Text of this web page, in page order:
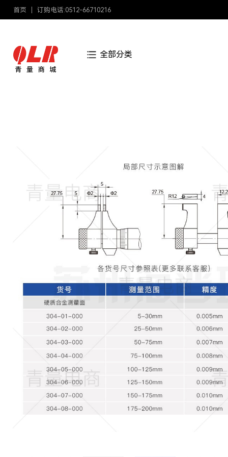
首页 订购电话:0512-66710216
全部分类